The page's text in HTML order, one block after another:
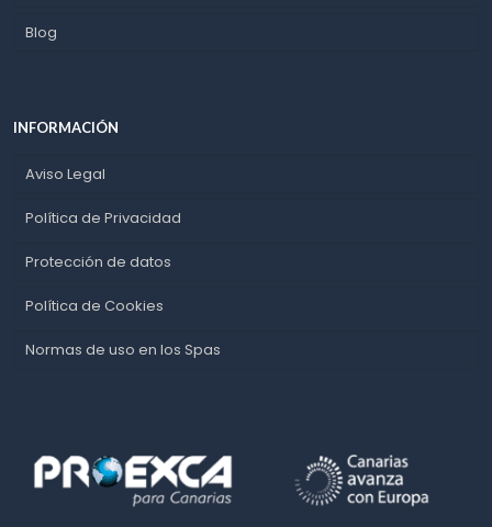
Blog
INFORMACIÓN
Aviso Legal
Política de Privacidad
Protección de datos
Política de Cookies
Normas de uso en los Spas